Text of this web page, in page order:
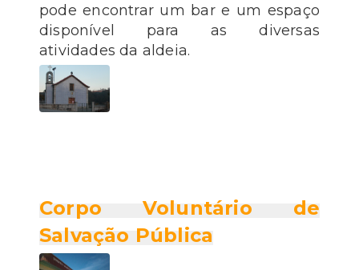
pode encontrar um bar e um espaço
disponível para as diversas
atividades da aldeia.
Corpo Voluntário de
Salvação Pública